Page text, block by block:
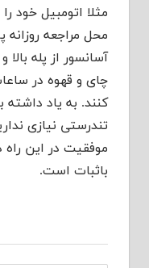
مثلا اتومبیل خود
محل مراجعه روزانه
آسانسور از پله
چای و قهوه در
كنند. به یاد
تندرستی نیازی
موفقیت در این
باثبات است.